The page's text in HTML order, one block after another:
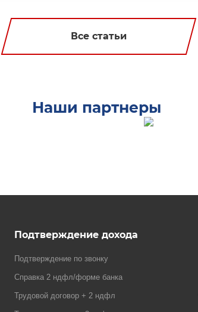
Все статьи
Наши партнеры
Подтверждение дохода
Подтверждение по звонку
Справка 2 ндфл/форме банка
Трудовой договор + 2 ндфл